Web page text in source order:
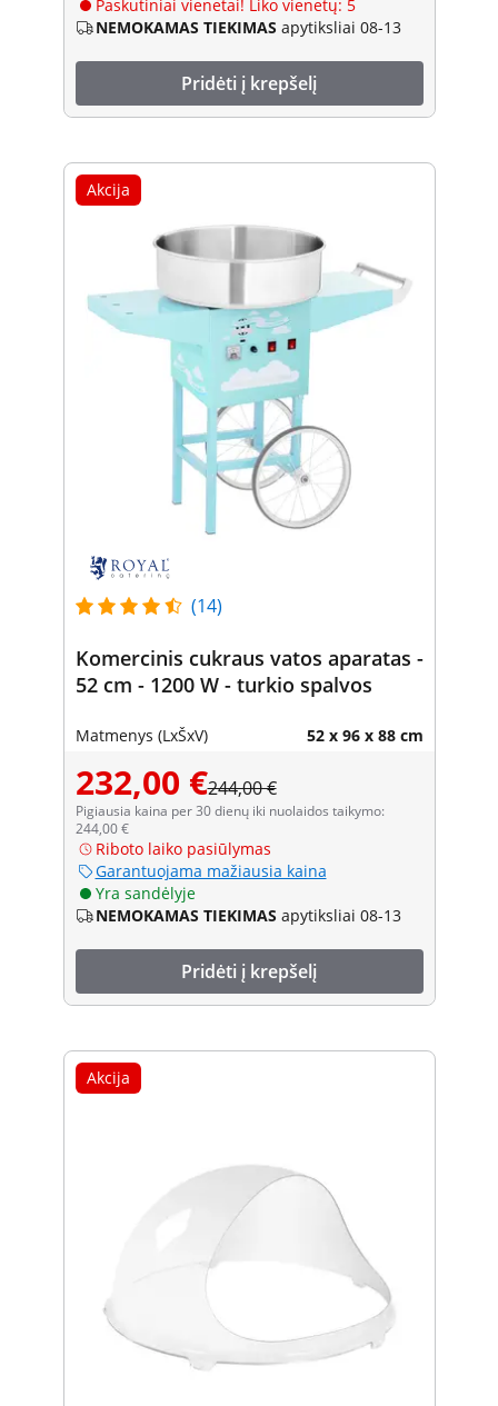
Paskutiniai vienetai! Liko vienetų: 5
NEMOKAMAS TIEKIMAS apytiksliai 08-13
Pridėti į krepšelį
Akcija
(14)
Komercinis cukraus vatos aparatas -
52 cm - 1200 W - turkio spalvos
Matmenys (LxŠxV) 52 x 96 x 88 cm
232,00 €244,00 €
Pigiausia kaina per 30 dienų iki nuolaidos taikymo:
244,00 €
Riboto laiko pasiūlymas
Garantuojama mažiausia kaina
Yra sandėlyje
NEMOKAMAS TIEKIMAS apytiksliai 08-13
Pridėti į krepšelį
Akcija